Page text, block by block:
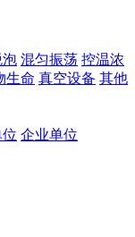
泡 混匀振荡 控温浓
生命 真空设备 其他
企业单位